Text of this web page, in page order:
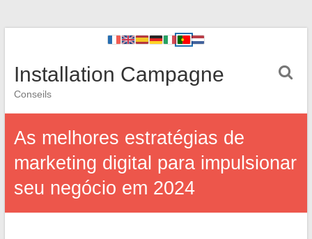
Installation Campagne
Conseils
As melhores estratégias de
marketing digital para impulsionar
seu negócio em 2024